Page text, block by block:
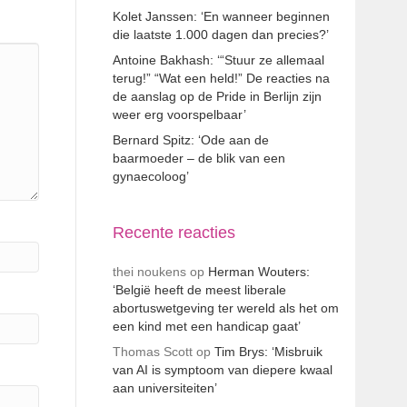
Kolet Janssen: ‘En wanneer beginnen
die laatste 1.000 dagen dan precies?’
Antoine Bakhash: ‘“Stuur ze allemaal
terug!” “Wat een held!” De reacties na
de aanslag op de Pride in Berlijn zijn
weer erg voorspelbaar’
Bernard Spitz: ‘Ode aan de
baarmoeder – de blik van een
gynaecoloog’
Recente reacties
thei noukensop Herman Wouters:
‘België heeft de meest liberale
abortuswetgeving ter wereld als het om
een kind met een handicap gaat’
Thomas Scottop Tim Brys: ‘Misbruik
van AI is symptoom van diepere kwaal
aan universiteiten’